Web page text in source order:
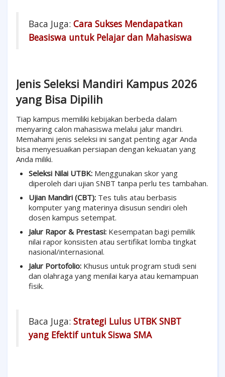
Baca Juga: Cara Sukses Mendapatkan
Beasiswa untuk Pelajar dan Mahasiswa
Jenis Seleksi Mandiri Kampus 2026
yang Bisa Dipilih
Tiap kampus memiliki kebijakan berbeda dalam
menyaring calon mahasiswa melalui jalur mandiri.
Memahami jenis seleksi ini sangat penting agar Anda
bisa menyesuaikan persiapan dengan kekuatan yang
Anda miliki.
Seleksi Nilai UTBK: Menggunakan skor yang
diperoleh dari ujian SNBT tanpa perlu tes tambahan.
Ujian Mandiri (CBT): Tes tulis atau berbasis
komputer yang materinya disusun sendiri oleh
dosen kampus setempat.
Jalur Rapor & Prestasi: Kesempatan bagi pemilik
nilai rapor konsisten atau sertifikat lomba tingkat
nasional/internasional.
Jalur Portofolio: Khusus untuk program studi seni
dan olahraga yang menilai karya atau kemampuan
fisik.
Baca Juga: Strategi Lulus UTBK SNBT
yang Efektif untuk Siswa SMA